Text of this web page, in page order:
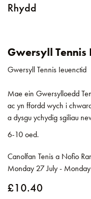
Rhydd
Gwersyll Tennis
Gwersyll Tennis Ieuenctid
Mae ein Gwersylloedd
ac yn ffordd wych i
a dysgu ychydig sgiliau
6-10 oed.
Canolfan Tenis a Nofio
Monday 27 July -
£10.40